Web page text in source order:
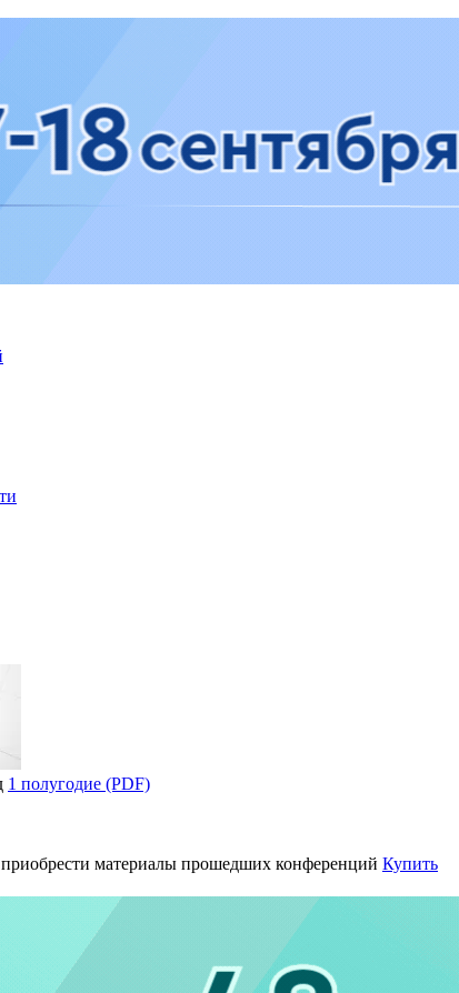
1 полугодие (PDF)
материалы прошедших конференций Купить